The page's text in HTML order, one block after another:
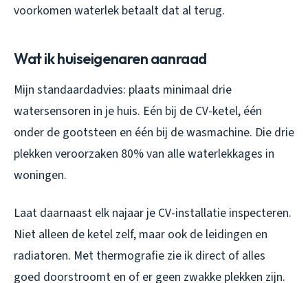
voorkomen waterlek betaalt dat al terug.
Wat ik huiseigenaren aanraad
Mijn standaardadvies: plaats minimaal drie
watersensoren in je huis. Eén bij de CV-ketel, één
onder de gootsteen en één bij de wasmachine. Die drie
plekken veroorzaken 80% van alle waterlekkages in
woningen.
Laat daarnaast elk najaar je CV-installatie inspecteren.
Niet alleen de ketel zelf, maar ook de leidingen en
radiatoren. Met thermografie zie ik direct of alles
goed doorstroomt en of er geen zwakke plekken zijn.